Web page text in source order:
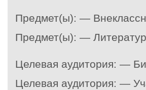
Предмет(ы): —
Предмет(ы): —
Целевая аудитория: —
Целевая аудитория: —